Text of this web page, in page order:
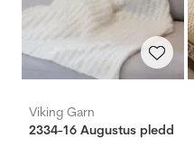
Viking Garn
2334-16 Augustus pledd